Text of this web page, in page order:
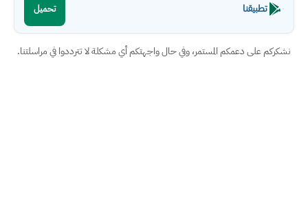
تطبيقنا تحميل
نشكركم على دعمكم المستمر، وفي حال واجهتكم أي مشكلة لا تترددوا في مراسلتنا.